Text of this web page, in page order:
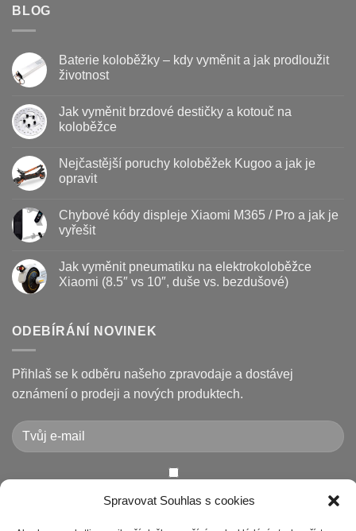
Spravovat Souhlas s cookies
BLOG
Baterie koloběžky – kdy vyměnit a jak prodloužit
životnost
textu
s
koloběžky
kdy
jak
prodloužit
životnost
Jak vyměnit brzdové destičky a kotouč na
koloběžce
u
textu
s
vyměnit
brzdové
destičky
na
koloběžce
Nejčastější poruchy koloběžek Kugoo a jak je
opravit
u
textu
s
poruchy
koloběžek
Kugoo
opravit
Chybové kódy displeje Xiaomi M365 / Pro a jak je
vyřešit
textu
s
displeje
Xiaomi
Pro
a
jak
je
Jak vyměnit pneumatiku na elektrokoloběžce
Xiaomi (8.5″ vs 10″, duše vs. bezdušové)
textu
s
vyměnit
pneumatiku
na
elektrokoloběžce
(8.5″
vs
10″,
duše
ODEBÍRÁNÍ NOVINEK
Přihlaš se k odběru našeho zpravodaje a dostávej
oznámení o prodeji a nových produktech.
Chcete-li odeslat tento formulář, musíte přijmout naše